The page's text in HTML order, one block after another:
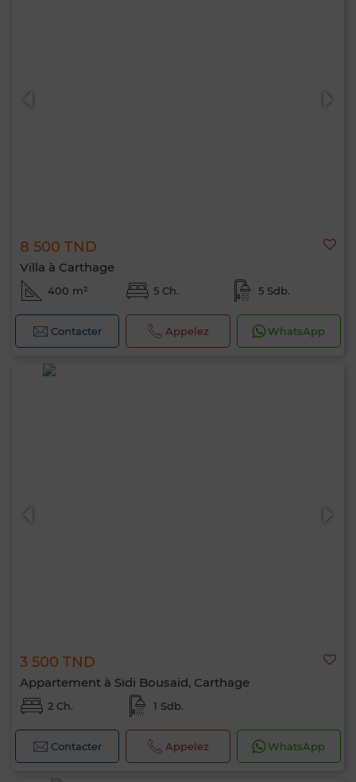
8 500 TND
Villa à Carthage
400 m² 5 Ch. 5 Sdb.
Contacter Appelez WhatsApp
3 500 TND
Appartement à Sidi Bousaid, Carthage
2 Ch. 1 Sdb.
Contacter Appelez WhatsApp